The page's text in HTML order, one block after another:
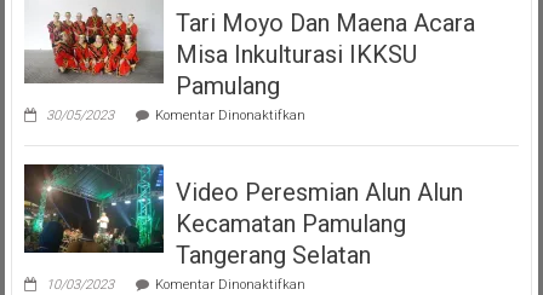
Tari Moyo Dan Maena Acara
Misa Inkulturasi IKKSU
Pamulang
30/05/2023 Komentar Dinonaktifkanpada
Moyo
Maena
Misa
Inkulturasi
IKKSU
Pamulang
Video Peresmian Alun Alun
Kecamatan Pamulang
Tangerang Selatan
10/03/2023 Komentar Dinonaktifkanpada